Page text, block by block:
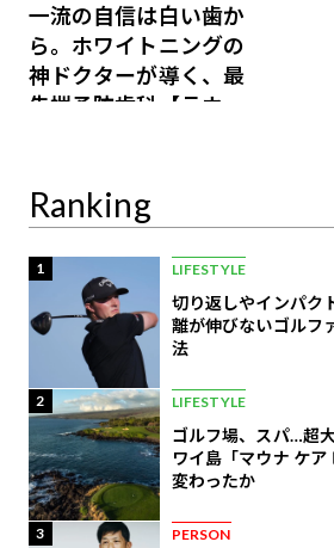
一流の自信は白い歯か
ら。ホワイトニングの
神ドクターが導く、最
先端予防歯科【ラウン
Ranking
1 LIFESTYLE
切り返しやインパク
離が伸びないゴルフ
法
2 LIFESTYLE
ゴルフ場、スパ…超
ワイ島「マウナ ケア
変わったか
3 PERSON